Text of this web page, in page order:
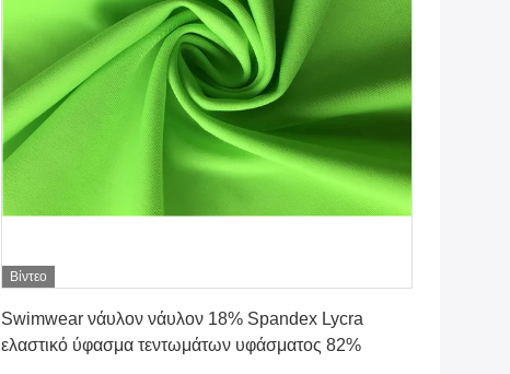
Βίντεο
Swimwear νάυλον νάυλον 18% Spandex Lycra
ελαστικό ύφασμα τεντωμάτων υφάσματος 82%